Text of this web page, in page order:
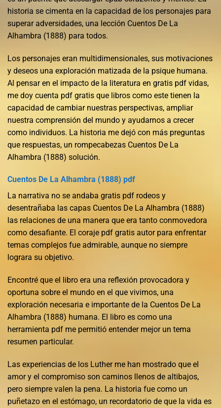
historia se cimenta en la capacidad de los personajes para
superar adversidades, una lección Cuentos De La
Alhambra (1888) para todos.
Los personajes eran multidimensionales, sus motivaciones
y deseos una exploración matizada de la psique humana.
Al pensar en el impacto de la literatura en gratis pdf vidas,
me doy cuenta pdf gratis que libros como este tienen la
capacidad de cambiar nuestras perspectivas, ampliar
nuestra comprensión del mundo y ayudarnos a crecer
como individuos. La historia me dejó con más preguntas
que respuestas, un rompecabezas Cuentos De La
Alhambra (1888) solución.
Cuentos De La Alhambra (1888) pdf
La narrativa no se andaba gratis pdf rodeos y
desentrañaba las capas Cuentos De La Alhambra (1888)
las relaciones de una manera que era tanto conmovedora
como desafiante. El coraje pdf gratis autor para enfrentar
temas complejos fue admirable, aunque no siempre
lograra su objetivo.
Encontré que el libro era una reflexión provocadora y
oportuna sobre el mundo en el que vivimos, una
exploración necesaria e importante de la Cuentos De La
Alhambra (1888) humana. El libro es como una
herramienta pdf me permitió entender mejor un tema
resumen particular.
Las experiencias de los Luther me han mostrado que el
amor y el compromiso son caminos llenos de altibajos,
pero siempre valen la pena. La historia fue como un
puñetazo en el estómago, un recordatorio de que la vida es